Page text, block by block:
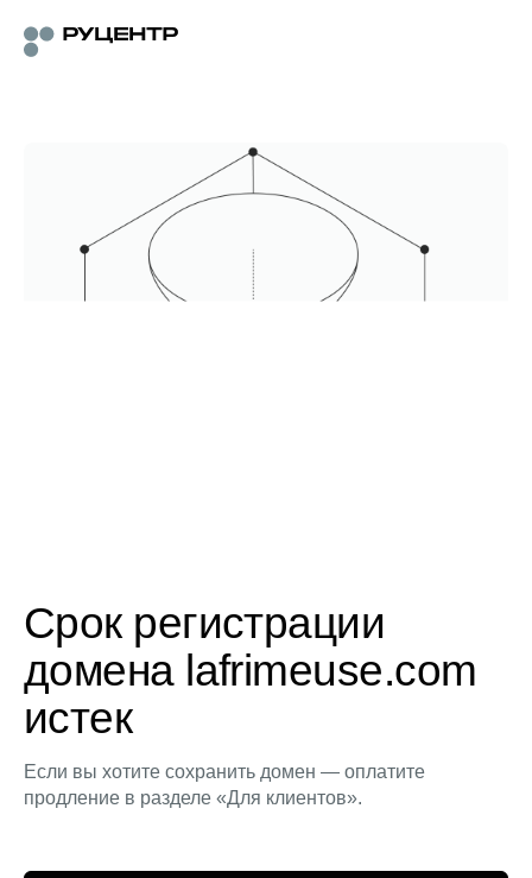
Срок регистрации
домена lafrimeuse.com
истек
Если вы хотите сохранить домен — оплатите
продление в разделе «Для клиентов».